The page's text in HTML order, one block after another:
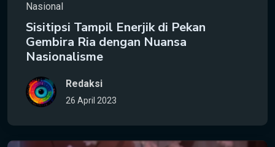
Nasional
Sisitipsi Tampil Enerjik di Pekan
Gembira Ria dengan Nuansa
Nasionalisme
Redaksi
26 April 2023